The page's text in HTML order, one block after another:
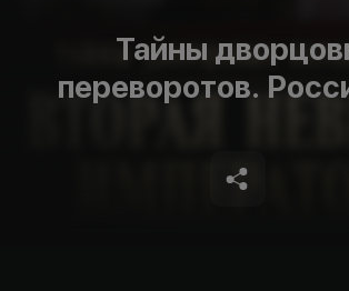
Тайны
переворотов.
невеста